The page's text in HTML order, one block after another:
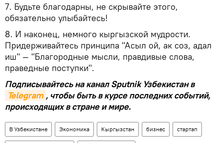
7. Будьте благодарны, не скрывайте этого,
обязательно улыбайтесь!
8. И наконец, немного кыргызской мудрости.
Придерживайтесь принципа "Асыл ой, ак соз, адал
иш" — "Благородные мысли, правдивые слова,
праведные поступки".
Подписывайтесь на канал Sputnik Узбекистан в
Telegram , чтобы быть в курсе последних событий,
происходящих в стране и мире.
В Узбекистане Экономика Кыргызстан бизнес стартап